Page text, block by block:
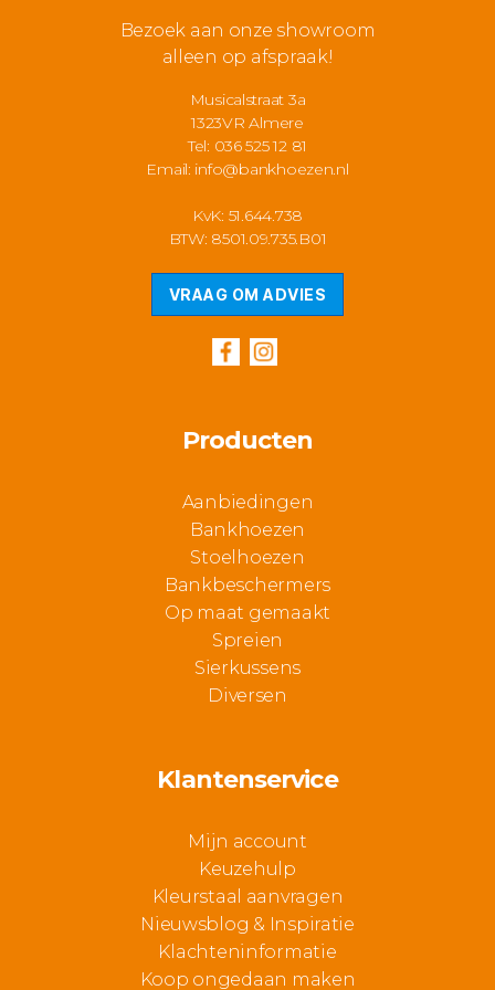
Bezoek aan onze showroom
alleen op afspraak!
Musicalstraat 3a
1323VR Almere
Tel: 036 525 12 81
Email: info@bankhoezen.nl
KvK: 51.644.738
BTW: 8501.09.735.B01
VRAAG OM ADVIES
Producten
Aanbiedingen
Bankhoezen
Stoelhoezen
Bankbeschermers
Op maat gemaakt
Spreien
Sierkussens
Diversen
Klantenservice
Mijn account
Keuzehulp
Kleurstaal aanvragen
Nieuwsblog & Inspiratie
Klachteninformatie
Koop ongedaan maken